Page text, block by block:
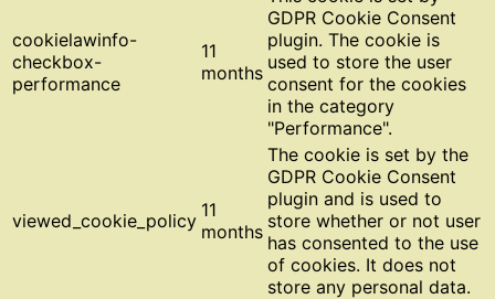
cookielawinfo-
checkbox-
performance
11
months
GDPR Cookie Consent
plugin. The cookie is
used to store the user
consent for the cookies
in the category
"Performance".
viewed_cookie_policy 11
months
The cookie is set by the
GDPR Cookie Consent
plugin and is used to
store whether or not user
has consented to the use
of cookies. It does not
store any personal data.